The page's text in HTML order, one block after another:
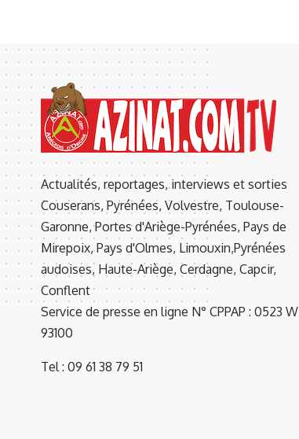
Actualités, reportages, interviews et sorties
Couserans, Pyrénées, Volvestre, Toulouse-
Garonne, Portes d'Ariège-Pyrénées, Pays de
Mirepoix, Pays d'Olmes, Limouxin,Pyrénées
audoises, Haute-Ariège, Cerdagne, Capcir,
Conflent
Service de presse en ligne N° CPPAP : 0523 W
93100
Tel : 09 61 38 79 51